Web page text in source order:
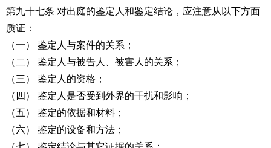
第九十七条 对出庭的鉴定人和鉴定结论，应注意从以下方面
质证：
（一） 鉴定人与案件的关系；
（二） 鉴定人与被告人、被害人的关系；
（三） 鉴定人的资格；
（四） 鉴定人是否受到外界的干扰和影响；
（五） 鉴定的依据和材料；
（六） 鉴定的设备和方法；